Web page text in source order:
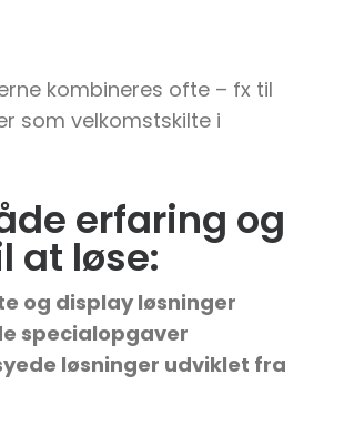
kombineres ofte – fx til
som velkomstskilte i
erfaring og
at løse:
og display løsninger
specialopgaver
løsninger udviklet fra